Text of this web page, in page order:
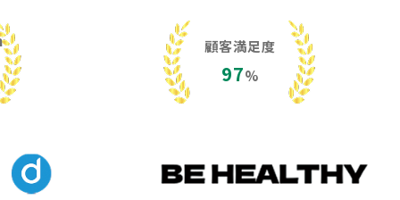
顧客満足度
97%